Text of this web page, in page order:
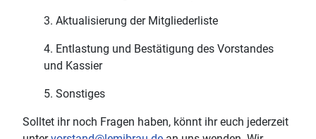
3. Aktualisierung der Mitgliederliste
4. Entlastung und Bestätigung des Vorstandes
und Kassier
5. Sonstiges
Solltet ihr noch Fragen haben, könnt ihr euch jederzeit